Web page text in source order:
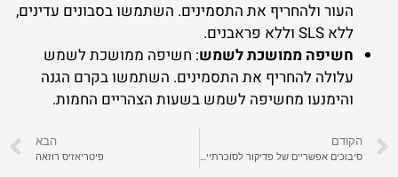
העור ולהחריף את התסמינים. השתמשו בסבונים עדינים,
ללא SLS וללא פראבנים.
חשיפה ממושכת לשמש: חשיפה ממושכת לשמש
עלולה להחריף את התסמינים. השתמשו בקרם הגנה
והימנעו מחשיפה לשמש בשעות הצהריים החמות.
הקודם הבא
פיטריאזיס רוזאה